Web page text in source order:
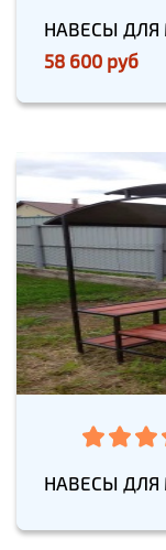
НАВЕСЫ ДЛЯ
58 600 руб
НАВЕСЫ ДЛЯ